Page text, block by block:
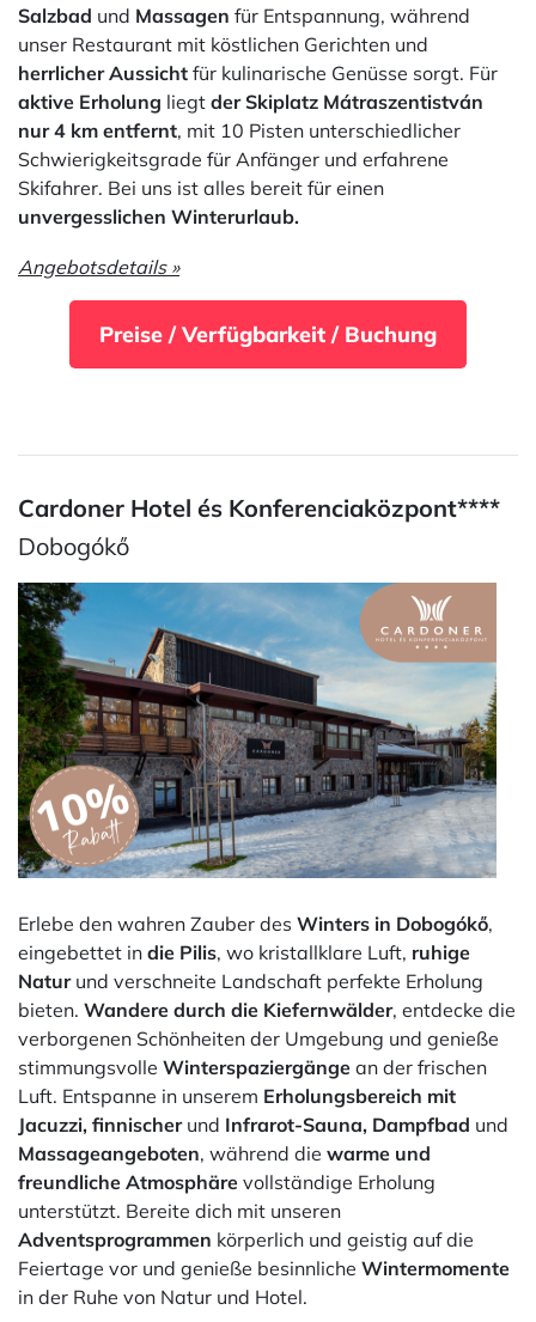
Salzbad und Massagen für Entspannung, während
unser Restaurant mit köstlichen Gerichten und
herrlicher Aussicht für kulinarische Genüsse sorgt. Für
aktive Erholung liegt der Skiplatz Mátraszentistván
nur 4 km entfernt, mit 10 Pisten unterschiedlicher
Schwierigkeitsgrade für Anfänger und erfahrene
Skifahrer. Bei uns ist alles bereit für einen
unvergesslichen Winterurlaub.
Angebotsdetails »
Preise / Verfügbarkeit / Buchung
Cardoner Hotel és Konferenciaközpont****
Dobogókő
Erlebe den wahren Zauber des Winters in Dobogókő,
eingebettet in die Pilis, wo kristallklare Luft, ruhige
Naturund verschneite Landschaft perfekte Erholung
bieten. Wandere durch die Kiefernwälder, entdecke die
verborgenen Schönheiten der Umgebung und genieße
stimmungsvolle Winterspaziergänge an der frischen
Luft. Entspanne in unserem Erholungsbereich mit
Jacuzzi, finnischerund Infrarot-Sauna, Dampfbad und
Massageangeboten, während die warme und
freundliche Atmosphäre vollständige Erholung
unterstützt. Bereite dich mit unseren
Adventsprogrammen körperlich und geistig auf die
Feiertage vor und genieße besinnliche Wintermomente
in der Ruhe von Natur und Hotel.